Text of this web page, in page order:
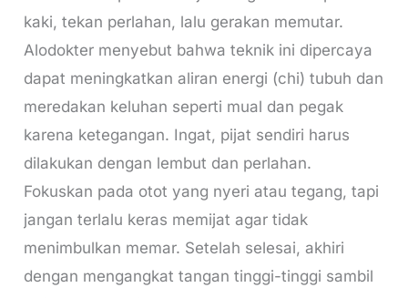
kaki, tekan perlahan, lalu gerakan memutar.
Alodokter menyebut bahwa teknik ini dipercaya
dapat meningkatkan aliran energi (chi) tubuh dan
meredakan keluhan seperti mual dan pegak
karena ketegangan. Ingat, pijat sendiri harus
dilakukan dengan lembut dan perlahan.
Fokuskan pada otot yang nyeri atau tegang, tapi
jangan terlalu keras memijat agar tidak
menimbulkan memar. Setelah selesai, akhiri
dengan mengangkat tangan tinggi-tinggi sambil